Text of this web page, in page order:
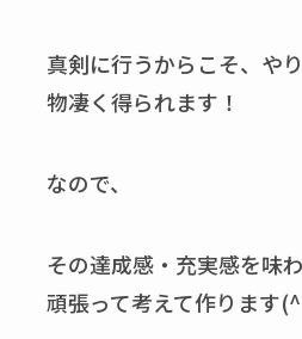
真剣に行うからこそ、や
物凄く得られます！
なので、
その達成感・充実感を味
頑張って考えて作ります